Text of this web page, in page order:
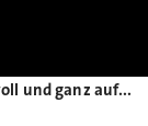
Warum die Autoindustrie voll und ganz auf die Cloud setzt